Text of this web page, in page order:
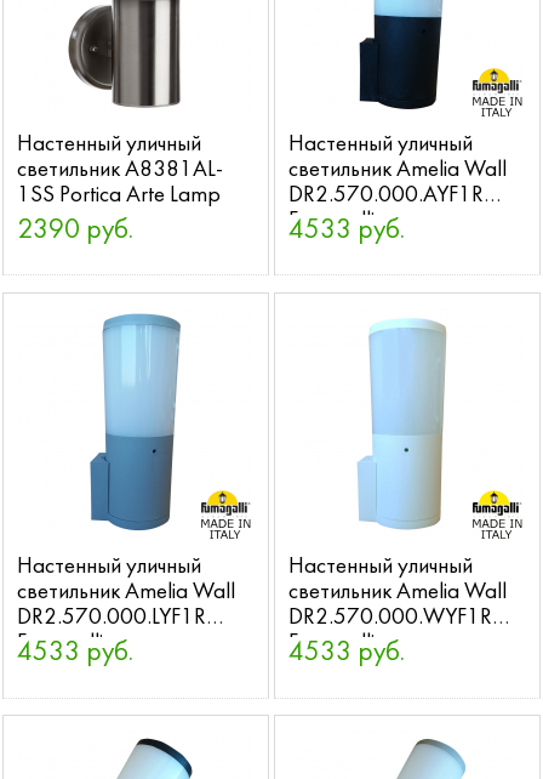
Настенный уличный
светильник A8381AL-
1SS Portica Arte Lamp
2390 руб.
Настенный уличный
светильник Amelia Wall
DR2.570.000.AYF1R
Fumagalli
4533 руб.
Настенный уличный
светильник Amelia Wall
DR2.570.000.LYF1R
Fumagalli
4533 руб.
Настенный уличный
светильник Amelia Wall
DR2.570.000.WYF1R
Fumagalli
4533 руб.